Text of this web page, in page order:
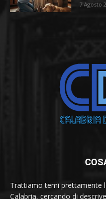
7 Agosto
Trattiamo temi prettamente
Calabria, cercando di